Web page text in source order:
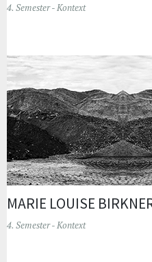
4. Semester - Kontext
MARIE LOUISE
4. Semester - Kontext